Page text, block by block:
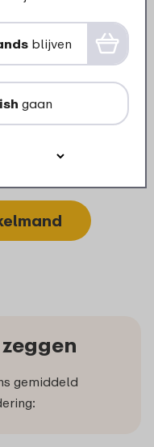
ml -
gemiddeld
blijven
gaan